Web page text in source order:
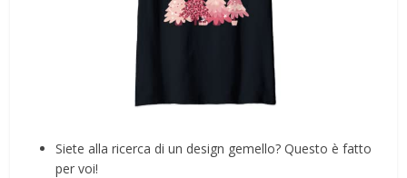
Siete alla ricerca di un design gemello? Questo è fatto
per voi!